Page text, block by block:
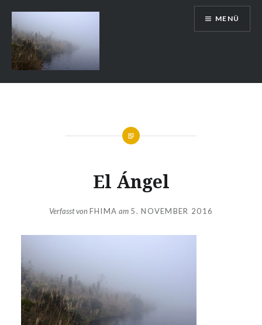
Inhalt
springen
Auslandsschuldienst
MENÜ
El Ángel
Verfasst vonFHIMA am 5. NOVEMBER 2016